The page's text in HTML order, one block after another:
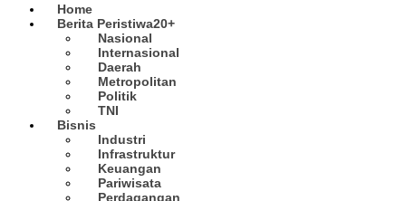
Home
Berita Peristiwa20+
Nasional
Internasional
Daerah
Metropolitan
Politik
TNI
Bisnis
Industri
Infrastruktur
Keuangan
Pariwisata
Perdagangan